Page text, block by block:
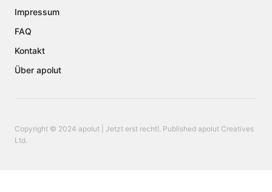
Impressum
FAQ
Kontakt
Über apolut
Copyright © 2024 apolut | Jetzt erst recht!. Published apolut Creatives
Ltd.